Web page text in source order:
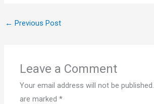
← Previous Post
Leave a Comment
Your email address will not be published.
are marked*